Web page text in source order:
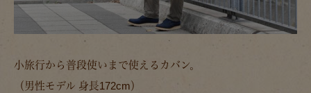
小旅行から普段使いまで使えるカバン。
（男性モデル 身長172cm）